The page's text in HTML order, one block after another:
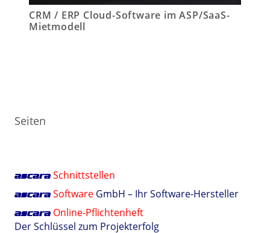
CRM / ERP Cloud-Software im ASP/SaaS-
Mietmodell
Seiten
ascara Schnittstellen
ascara Software GmbH – Ihr Software-Hersteller
ascara Online-Pflichtenheft
Der Schlüssel zum Projekterfolg